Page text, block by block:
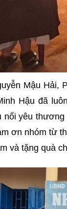
Mậu Hải,
Hậu đã
nối yêu
ơn nhóm từ
và tặng quà